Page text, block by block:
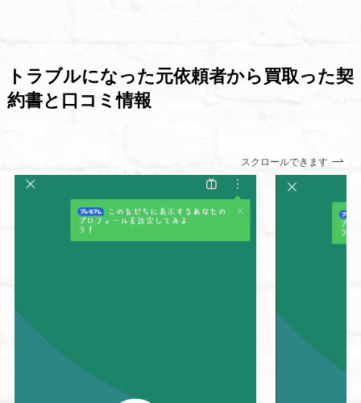
トラブルになった元依頼者から買取った契
約書と口コミ情報
スクロールできます